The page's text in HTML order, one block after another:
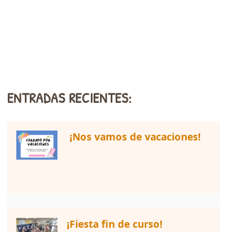
ENTRADAS RECIENTES:
¡Nos vamos de vacaciones!
¡Fiesta fin de curso!